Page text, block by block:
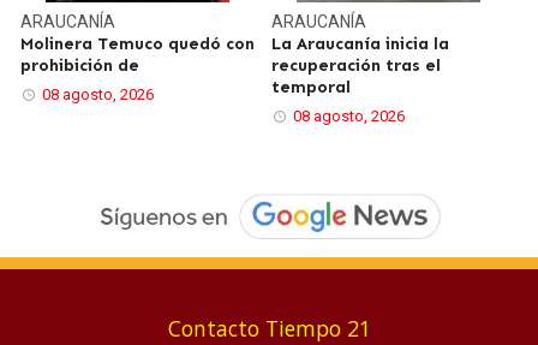
ARAUCANÍA
Molinera Temuco quedó con
prohibición de
08 agosto, 2026
ARAUCANÍA
La Araucanía inicia la
recuperación tras el
temporal
08 agosto, 2026
Contacto Tiempo 21